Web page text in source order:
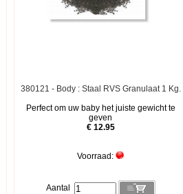
380121 - Body : Staal RVS Granulaat 1 Kg.
Perfect om uw baby het juiste gewicht te
geven
€ 12.95
Voorraad:
Aantal